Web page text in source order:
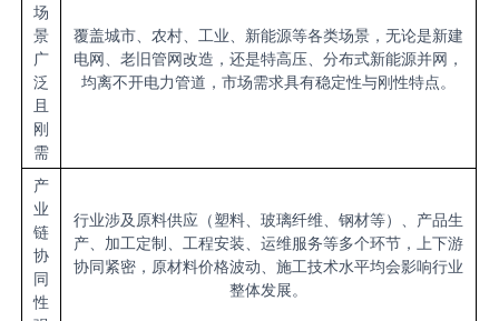
场
景
广
泛
且
刚
需
覆盖城市、农村、工业、新能源等各类场景，无论是新建
电网、老旧管网改造，还是特高压、分布式新能源并网，
均离不开电力管道，市场需求具有稳定性与刚性特点。
产
业
链
协
同
性
行业涉及原料供应（塑料、玻璃纤维、钢材等）、产品生
产、加工定制、工程安装、运维服务等多个环节，上下游
协同紧密，原材料价格波动、施工技术水平均会影响行业
整体发展。